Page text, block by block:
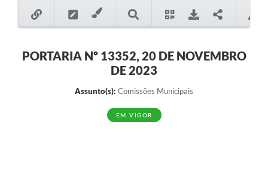
1DOC
PARCEIROS
PORTARIA Nº 13352, 20 DE NOVEMBRO
DE 2023
Assunto(s): Comissões Municipais
EM VIGOR